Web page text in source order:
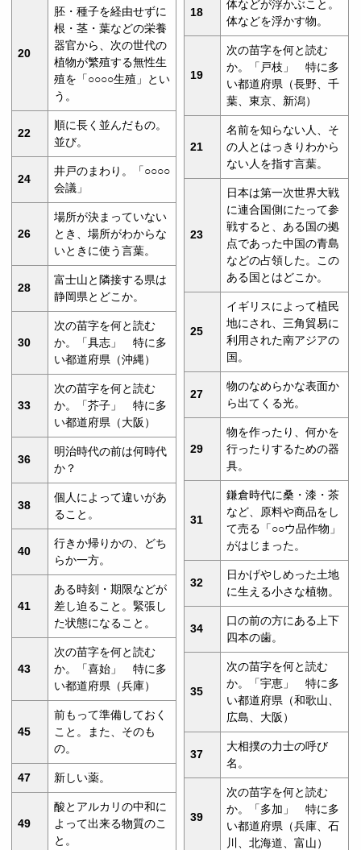
20
胚・種子を経由せずに
根・茎・葉などの栄養
器官から、次の世代の
植物が繁殖する無性生
殖を「○○○○生殖」とい
う。
22
順に長く並んだもの。
並び。
24
井戸のまわり。「○○○○
会議」
26
場所が決まっていない
とき、場所がわからな
いときに使う言葉。
28
富士山と隣接する県は
静岡県とどこか。
30
次の苗字を何と読む
か。「具志」 特に多
い都道府県（沖縄）
33
次の苗字を何と読む
か。「芥子」 特に多
い都道府県（大阪）
36
明治時代の前は何時代
か？
38
個人によって違いがあ
ること。
40
行きか帰りかの、どち
らか一方。
41
ある時刻・期限などが
差し迫ること。緊張し
た状態になること。
43
次の苗字を何と読む
か。「喜始」 特に多
い都道府県（兵庫）
45
前もって準備しておく
こと。また、そのも
の。
47 新しい薬。
49
酸とアルカリの中和に
よって出来る物質のこ
と。
18
体などが浮かぶこと。
体などを浮かす物。
19
次の苗字を何と読む
か。「戸枝」 特に多
い都道府県（長野、千
葉、東京、新潟）
21
名前を知らない人、そ
の人とはっきりわから
ない人を指す言葉。
23
日本は第一次世界大戦
に連合国側にたって参
戦すると、ある国の拠
点であった中国の青島
などの占領した。この
ある国とはどこか。
25
イギリスによって植民
地にされ、三角貿易に
利用された南アジアの
国。
27
物のなめらかな表面か
ら出てくる光。
29
物を作ったり、何かを
行ったりするための器
具。
31
鎌倉時代に桑・漆・茶
など、原料や商品をし
て売る「○○ウ品作物」
がはじまった。
32
日かげやしめった土地
に生える小さな植物。
34
口の前の方にある上下
四本の歯。
35
次の苗字を何と読む
か。「宇恵」 特に多
い都道府県（和歌山、
広島、大阪）
37
大相撲の力士の呼び
名。
39
次の苗字を何と読む
か。「多加」 特に多
い都道府県（兵庫、石
川、北海道、富山）